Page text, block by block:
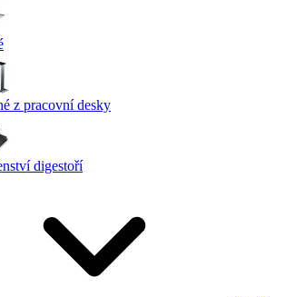
z pracovní desky
digestoří